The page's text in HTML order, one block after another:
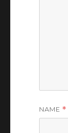
NAME *